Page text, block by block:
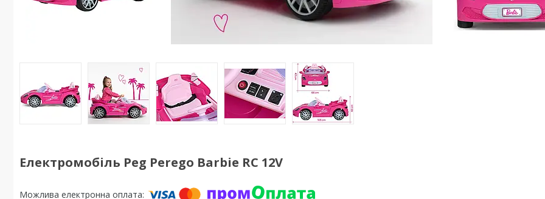
Електромобіль Peg Perego Barbie RC 12V